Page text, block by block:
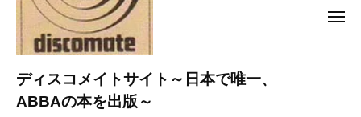
ディスコメイトサイト～日本で唯一、
ABBAの本を出版～
メ